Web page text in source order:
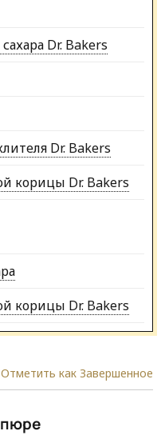
Dr. Bakers
Dr. Bakers
корицы Dr. Bakers
корицы Dr. Bakers
Отметить как Завершенное